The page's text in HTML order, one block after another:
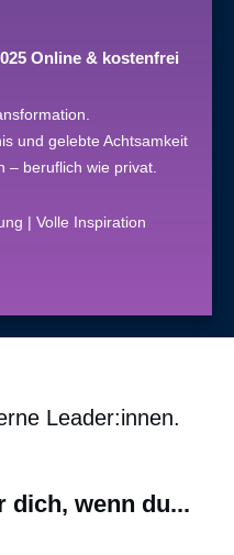
Online & kostenfrei
und gelebte Achtsamkeit
– beruflich wie privat.
| Volle Inspiration
Leader:innen.
dich, wenn du...